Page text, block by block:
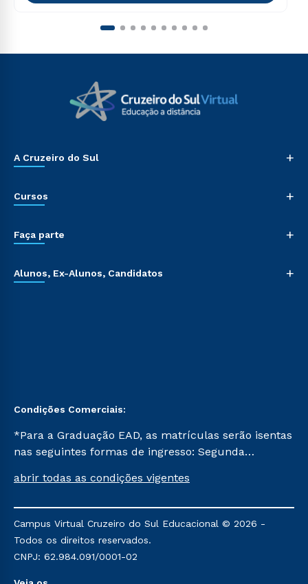
A Cruzeiro do Sul +
Cursos +
Faça parte +
Alunos, Ex-Alunos, Candidatos +
Condições Comerciais:
*Para a Graduação EAD, as matrículas serão isentas
nas seguintes formas de ingresso: Segunda
Já para as demais, a taxa de matrícula será de R$
mencionadas são referentes aos cursos: Ensino
Religioso, Geografia para a Docência e Metodologia
do Ensino de História: Questões Atuais.
abrir todas as condições vigentes
Campus Virtual Cruzeiro do Sul Educacional © 2026 -
Todos os direitos reservados.
CNPJ: 62.984.091/0001-02